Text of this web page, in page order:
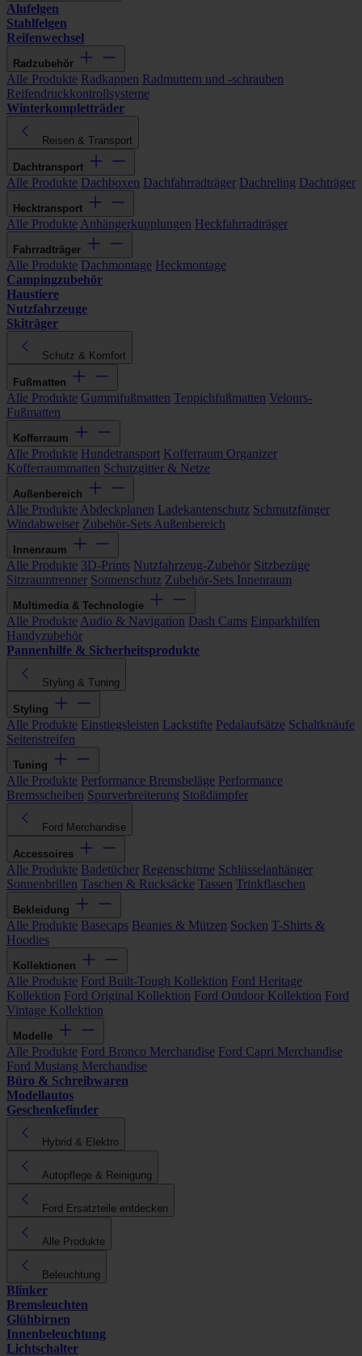
Alufelgen
Stahlfelgen
Reifenwechsel
Radzubehör
Alle Produkte Radkappen Radmuttern und -schrauben
Reifendruckkontrollsysteme
Winterkompletträder
Reisen & Transport
Dachtransport
Alle Produkte Dachboxen Dachfahrradträger Dachreling Dachträger
Hecktransport
Alle Produkte Anhängerkupplungen Heckfahrradträger
Fahrradträger
Alle Produkte Dachmontage Heckmontage
Campingzubehör
Haustiere
Nutzfahrzeuge
Skiträger
Schutz & Komfort
Fußmatten
Alle Produkte Gummifußmatten Teppichfußmatten Velours-
Fußmatten
Kofferraum
Alle Produkte Hundetransport Kofferraum Organizer
Kofferraummatten Schutzgitter & Netze
Außenbereich
Alle Produkte Abdeckplanen Ladekantenschutz Schmutzfänger
Windabweiser Zubehör-Sets Außenbereich
Innenraum
Alle Produkte 3D-Prints Nutzfahrzeug-Zubehör Sitzbezüge
Sitzraumtrenner Sonnenschutz Zubehör-Sets Innenraum
Multimedia & Technologie
Alle Produkte Audio & Navigation Dash Cams Einparkhilfen
Handyzubehör
Pannenhilfe & Sicherheitsprodukte
Styling & Tuning
Styling
Alle Produkte Einstiegsleisten Lackstifte Pedalaufsätze Schaltknäufe
Seitenstreifen
Tuning
Alle Produkte Performance Bremsbeläge Performance
Bremsscheiben Spurverbreiterung Stoßdämpfer
Ford Merchandise
Accessoires
Alle Produkte Badetücher Regenschirme Schlüsselanhänger
Sonnenbrillen Taschen & Rucksäcke Tassen Trinkflaschen
Bekleidung
Alle Produkte Basecaps Beanies & Mützen Socken T-Shirts &
Hoodies
Kollektionen
Alle Produkte Ford Built-Tough Kollektion Ford Heritage
Kollektion Ford Original Kollektion Ford Outdoor Kollektion Ford
Vintage Kollektion
Modelle
Alle Produkte Ford Bronco Merchandise Ford Capri Merchandise
Ford Mustang Merchandise
Büro & Schreibwaren
Modellautos
Geschenkefinder
Hybrid & Elektro
Autopflege & Reinigung
Ford Ersatzteile entdecken
Alle Produkte
Beleuchtung
Blinker
Bremsleuchten
Glühbirnen
Innenbeleuchtung
Lichtschalter